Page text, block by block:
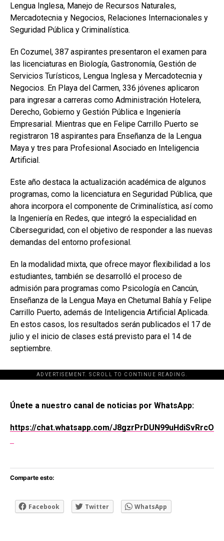
Lengua Inglesa, Manejo de Recursos Naturales,
Mercadotecnia y Negocios, Relaciones Internacionales y
Seguridad Pública y Criminalística.
En Cozumel, 387 aspirantes presentaron el examen para
las licenciaturas en Biología, Gastronomía, Gestión de
Servicios Turísticos, Lengua Inglesa y Mercadotecnia y
Negocios. En Playa del Carmen, 336 jóvenes aplicaron
para ingresar a carreras como Administración Hotelera,
Derecho, Gobierno y Gestión Pública e Ingeniería
Empresarial. Mientras que en Felipe Carrillo Puerto se
registraron 18 aspirantes para Enseñanza de la Lengua
Maya y tres para Profesional Asociado en Inteligencia
Artificial.
Este año destaca la actualización académica de algunos
programas, como la licenciatura en Seguridad Pública, que
ahora incorpora el componente de Criminalística, así como
la Ingeniería en Redes, que integró la especialidad en
Ciberseguridad, con el objetivo de responder a las nuevas
demandas del entorno profesional.
En la modalidad mixta, que ofrece mayor flexibilidad a los
estudiantes, también se desarrolló el proceso de
admisión para programas como Psicología en Cancún,
Enseñanza de la Lengua Maya en Chetumal Bahía y Felipe
Carrillo Puerto, además de Inteligencia Artificial Aplicada.
En estos casos, los resultados serán publicados el 17 de
julio y el inicio de clases está previsto para el 14 de
septiembre.
ADVERTISEMENT. SCROLL TO CONTINUE READING.
[adsforwp id="243463"]
Únete a nuestro canal de noticias por WhatsApp:
https://chat.whatsapp.com/J8gzrPrDUN99uHdiSvRrcO
Comparte esto:
Facebook Twitter WhatsApp